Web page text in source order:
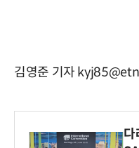
김영준 기자
다